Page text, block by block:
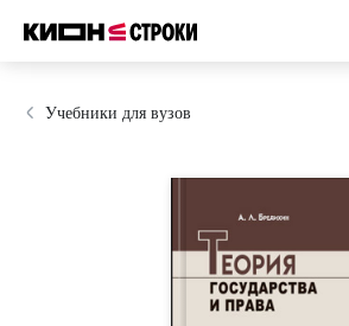
Учебники для вузов